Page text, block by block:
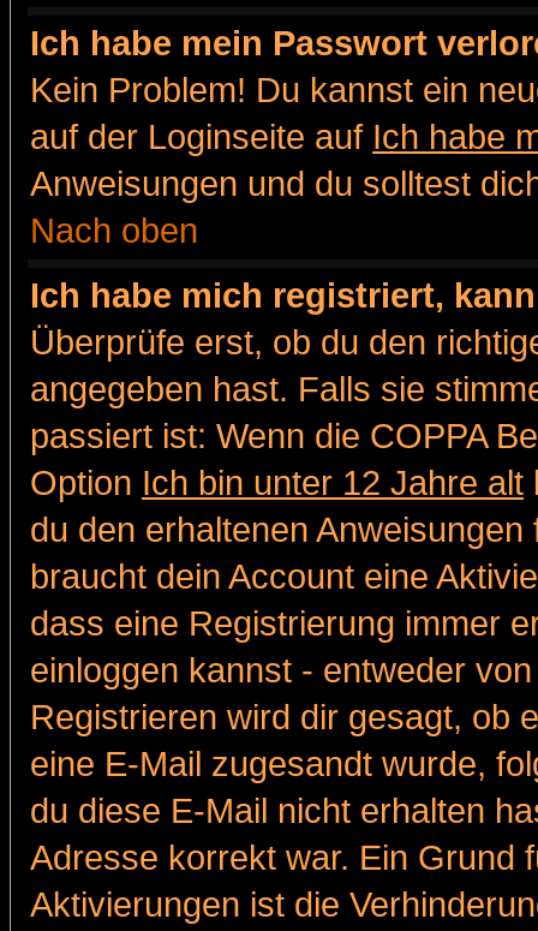
Ich habe mein Passwort
Kein Problem! Du kannst ein
auf der Loginseite auf Ich habe
Anweisungen und du solltest
Nach oben
Ich habe mich registriert,
Überprüfe erst, ob du den
angegeben hast. Falls sie
passiert ist: Wenn die COPPA
Option Ich bin unter 12 Jahre alt
du den erhaltenen
braucht dein Account eine
dass eine Registrierung immer
einloggen kannst - entweder
Registrieren wird dir gesagt, ob
eine E-Mail zugesandt wurde,
du diese E-Mail nicht erhalten
Adresse korrekt war. Ein Grund
Aktivierungen ist die